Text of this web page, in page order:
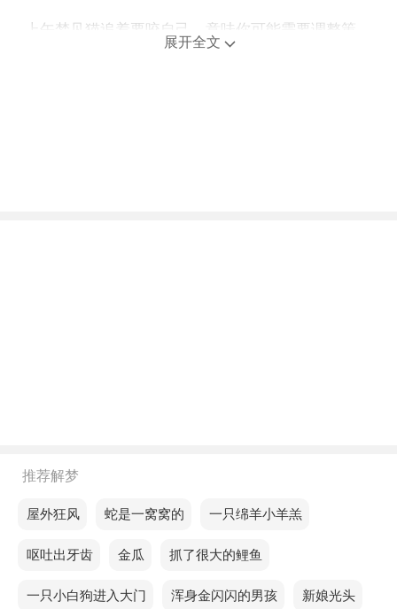
上午梦见猫追着要咬自己，意味你可能需要调整策
略，谨慎行事，避免冒险。
单身的人梦见猫追着要咬自己，预示着生活的各方面
都会非常幸福、顺利。
恋爱的人梦见猫追着要咬自己，预示这两天你要尽量
的结果。
展开全文
推荐解梦
梦见屋外狂风梦见蛇是一窝窝的梦见一只绵羊小羊羔
梦见呕吐出牙齿梦见金瓜 梦见抓了很大的鲤鱼
梦见一只小白狗进入大门梦见浑身金闪闪的男孩梦见新娘光头